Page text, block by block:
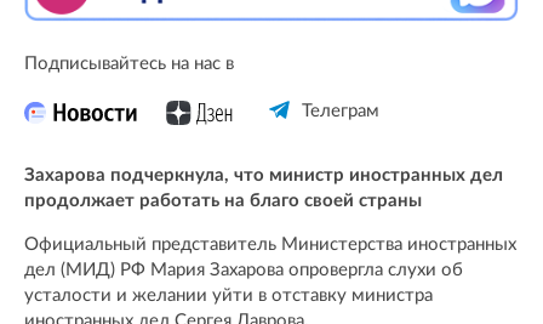
Подписывайтесь на нас в
Телеграм
Захарова подчеркнула, что министр иностранных дел
продолжает работать на благо своей страны
Официальный представитель Министерства иностранных
дел (МИД) РФ Мария Захарова опровергла слухи об
усталости и желании уйти в отставку министра